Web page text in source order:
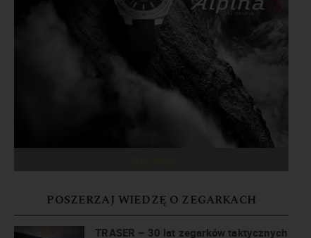
POSZERZAJ WIEDZĘ O ZEGARKACH
TRASER – 30 lat zegarków taktycznych